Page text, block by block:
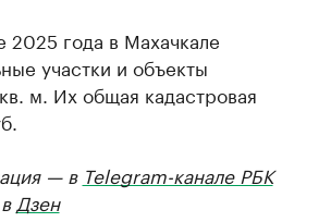
2025 года в Махачкале
участки и объекты
м. Их общая кадастровая
— в Telegram-канале РБК
Дзен